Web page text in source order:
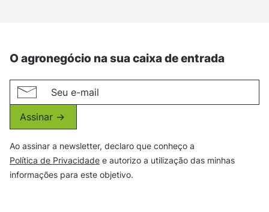
O agronegócio na sua caixa de entrada
Assinar ->
Ao assinar a newsletter, declaro que conheço a
Política de Privacidade e autorizo a utilização das minhas
informações para este objetivo.